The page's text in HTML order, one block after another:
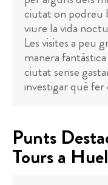
ciutat on podreu
viure la vida
Les visites a peu
manera
ciutat sense
investigar què fer
Punts
Tours a